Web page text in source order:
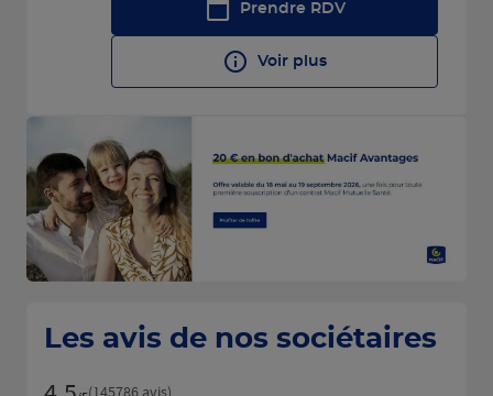
Prendre RDV
Voir plus
Les avis de nos sociétaires
Note de 4.5 sur 5
(145786 avis)